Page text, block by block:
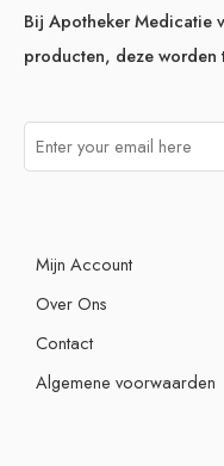
Bij Apotheker Medicatie
producten, deze
Mijn Account
Over Ons
Contact
Algemene voorwaarden